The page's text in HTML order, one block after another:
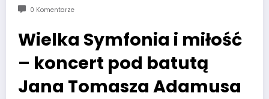
0 Komentarze
Wielka Symfonia i miłość
– koncert pod batutą
Jana Tomasza Adamusa